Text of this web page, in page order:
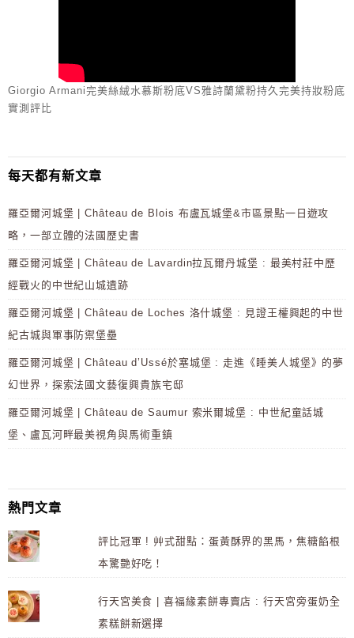
Giorgio Armani完美絲絨水慕斯粉底VS雅詩蘭黛粉持久完美持妝粉底
實測評比
每天都有新文章
羅亞爾河城堡 | Château de Blois 布盧瓦城堡&市區景點一日遊攻
略，一部立體的法國歷史書
羅亞爾河城堡 | Château de Lavardin拉瓦爾丹城堡 : 最美村莊中歷
經戰火的中世紀山城遺跡
羅亞爾河城堡 | Château de Loches 洛什城堡 : 見證王權興起的中世
紀古城與軍事防禦堡壘
羅亞爾河城堡 | Château d’Ussé於塞城堡 : 走進《睡美人城堡》的夢
幻世界，探索法國文藝復興貴族宅邸
羅亞爾河城堡 | Château de Saumur 索米爾城堡 : 中世紀童話城
堡、盧瓦河畔最美視角與馬術重鎮
熱門文章
評比冠軍 ! 艸式甜點：蛋黃酥界的黑馬，焦糖餡根
本驚艷好吃！
行天宮美食 | 喜福緣素餅專賣店 : 行天宮旁蛋奶全
素糕餅新選擇